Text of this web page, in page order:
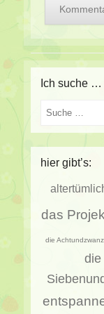
Ich suche …
Suche
hier gibt’s:
das
die
die